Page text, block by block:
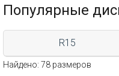
Популярные
R15
Найдено: 78 размеров